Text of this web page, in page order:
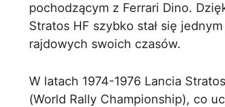
pochodzącym z Ferrari Dino.
Stratos HF szybko stał się
rajdowych swoich czasów.
W latach 1974-1976 Lancia
(World Rally Championship), co